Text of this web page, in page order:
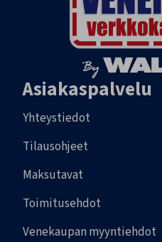
Asiakaspalvelu
Yhteystiedot
Tilausohjeet
Maksutavat
Toimitusehdot
Venekaupan myyntiehdot